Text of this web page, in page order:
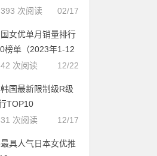
多（2024年1月，
02/17
次阅读
女优单月销量排行
榜单（2023年1-12
毕）
12/22
次阅读
国最新限制级R级
TOP10
12/17
次阅读
具人气日本女优推